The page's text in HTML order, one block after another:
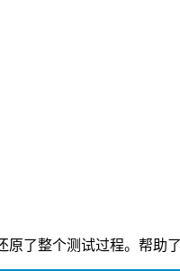
原了整个测试过程。帮助